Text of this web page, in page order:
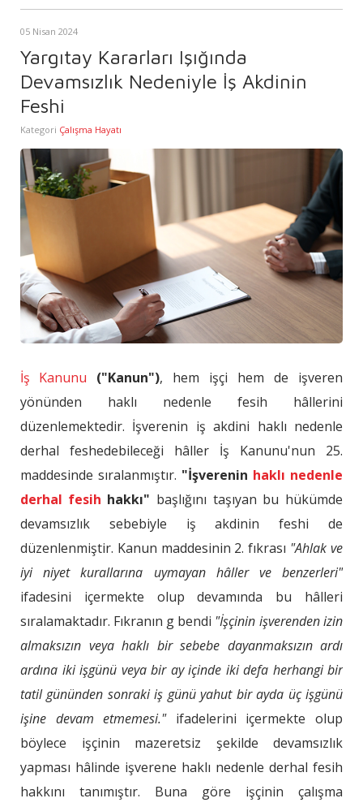
05 Nisan 2024
Yargıtay Kararları Işığında
Devamsızlık Nedeniyle İş Akdinin
Feshi
Kategori Çalışma Hayatı
İş Kanunu ("Kanun"), hem işçi hem de işveren
yönünden haklı nedenle fesih hâllerini
düzenlemektedir. İşverenin iş akdini haklı nedenle
derhal feshedebileceği hâller İş Kanunu'nun 25.
maddesinde sıralanmıştır. "İşverenin haklı nedenle
derhal fesih hakkı" başlığını taşıyan bu hükümde
devamsızlık sebebiyle iş akdinin feshi de
düzenlenmiştir. Kanun maddesinin 2. fıkrası "Ahlak ve
iyi niyet kurallarına uymayan hâller ve benzerleri"
ifadesini içermekte olup devamında bu hâlleri
sıralamaktadır. Fıkranın g bendi "İşçinin işverenden izin
almaksızın veya haklı bir sebebe dayanmaksızın ardı
ardına iki işgünü veya bir ay içinde iki defa herhangi bir
tatil gününden sonraki iş günü yahut bir ayda üç işgünü
işine devam etmemesi."ifadelerini içermekte olup
böylece işçinin mazeretsiz şekilde devamsızlık
yapması hâlinde işverene haklı nedenle derhal fesih
hakkını tanımıştır. Buna göre işçinin çalışma